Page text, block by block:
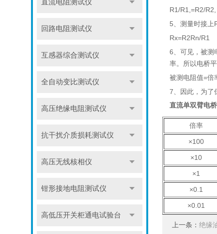
直流电阻测试仪
回路电阻测试仪
互感器综合测试仪
全自动变比测试仪
高压绝缘电阻测试仪
抗干扰介质损耗测试仪
高压无线核相仪
钳形接地电阻测试仪
高低压开关柜通电试验台
R1/R1,=R2/R2,
5、测量时接上
Rx=R2Rn/R1
6、可见，被测
率。所以电桥
被测电阻值=倍
7、因此，为了
直流单双臂电桥
倍率
×100
×10
×1
×0.1
×0.01
上一条： 绝缘